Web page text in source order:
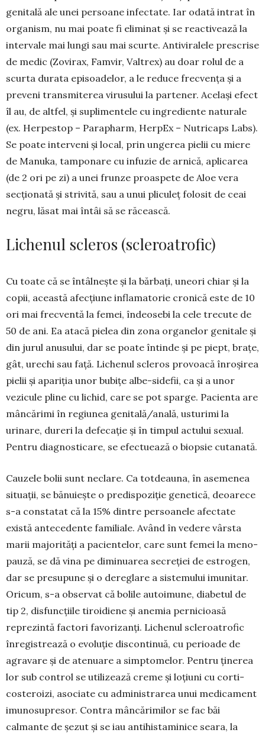
genitală ale unei persoane infectate. Iar oda­tă intrat în
orga­nism, nu mai poa­te fi eliminat și se reactivează la
intervale mai lungi sau mai scurte. Antivi­ralele prescrise
de medic (Zovirax, Famvir, Valtrex) au doar rolul de a
scurta durata episoa­delor, a le reduce frecvența și a
preveni transmiterea virusului la parte­ner. Același efect
îl au, de altfel, și suplimentele cu in­gre­diente natu­rale
(ex. Herpestop – Parapharm, HerpEx – Nutricaps Labs).
Se poate interveni și local, prin ungerea pielii cu miere
de Manuka, tamponare cu infuzie de ar­nică, aplicarea
(de 2 ori pe zi) a unei frunze proas­pete de Aloe vera
secționată și strivită, sau a unui pliculeț folosit de ceai
negru, lăsat mai întâi să se răcească.
Lichenul scleros (scleroatrofic)
Cu toate că se întâlnește și la băr­bați, uneori chiar și la
copii, această afecțiune inflama­torie cro­nică este de 10
ori mai frecventă la femei, îndeo­sebi la cele trecute de
50 de ani. Ea atacă pielea din zona organelor geni­tale și
din jurul anusului, dar se poate întinde și pe piept, brațe,
gât, urechi sau față. Li­chenul scleros provoa­că înroșirea
pielii și apariția unor bubițe albe-sidefii, ca și a unor
vezicule pline cu lichid, care se pot sparge. Pacienta are
mâncă­rimi în regiunea geni­tală/anală, usturimi la
urinare, dureri la defecație și în timpul actului sexual.
Pen­tru diagnosticare, se efectuează o biopsie cutanată.
Cauzele bolii sunt neclare. Ca totdea­una, în ase­menea
situații, se bănuiește o pre­dis­poziție genetică, de­oa­rece
s-a con­statat că la 15% dintre persoa­nele afectate
există antecedente familiale. Având în vedere vâr­sta
marii majorități a pa­cientelor, care sunt fe­mei la me­no­
pauză, se dă vina pe diminuarea secreției de estro­gen,
dar se presupune și o dereglare a sistemului imunitar.
Oricum, s-a ob­servat că bolile autoimune, diabetul de
tip 2, disfuncțiile tiroidiene și anemia perni­cioa­să
reprezintă factori favorizanți. Lichenul scle­­roatrofic
înregistrează o evoluție discontinuă, cu perioade de
agravare și de atenuare a simpto­melor. Pentru ținerea
lor sub control se utilizează creme și loțiuni cu corti­
costeroizi, asociate cu ad­mi­nistrarea unui medicament
imunosupresor. Con­tra mâncărimilor se fac băi
calmante de șezut și se iau antihista­minice seara, la